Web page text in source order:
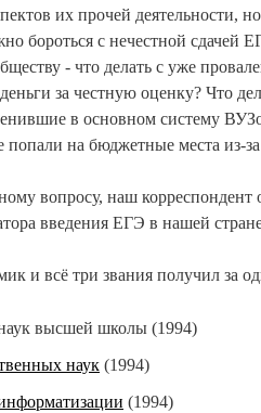
их прочей деятельности,
бороться с нечестной
- что делать с уже
за честную оценку? Что
в основном систему
попали на бюджетные места из-
вопросу, наш корреспондент
введения ЕГЭ в нашей
и всё три звания получил за
высшей школы (1994)
наук (1994)
(1994)